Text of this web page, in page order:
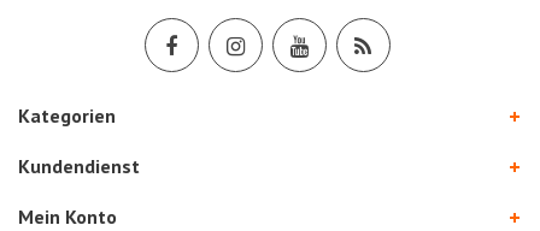
Kategorien
Kundendienst
Mein Konto